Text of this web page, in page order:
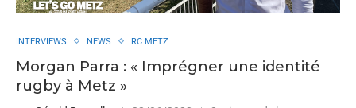
INTERVIEWS NEWS RC METZ
Morgan Parra : « Imprégner une identité
rugby à Metz »